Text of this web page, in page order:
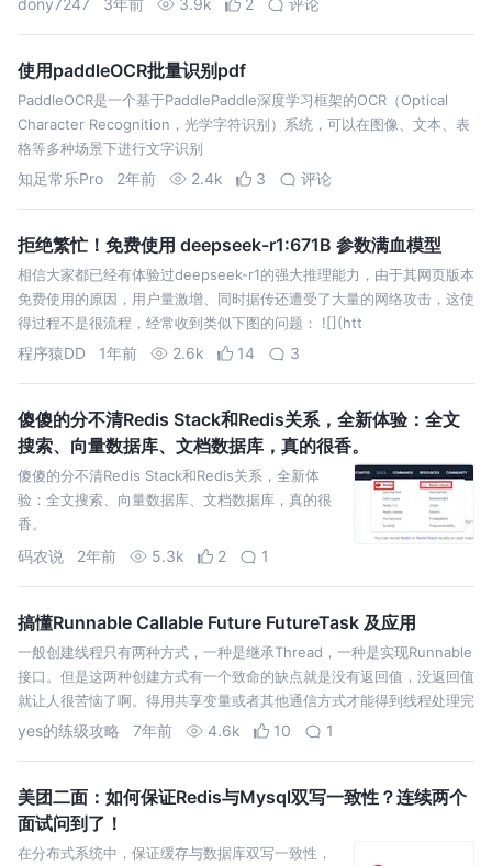
dony7247 3年前 3.9k 2 评论
使用paddleOCR批量识别pdf
PaddleOCR是一个基于PaddlePaddle深度学习框架的OCR（Optical
Character Recognition，光学字符识别）系统，可以在图像、文本、表
格等多种场景下进行文字识别
知足常乐Pro 2年前 2.4k 3 评论
拒绝繁忙！免费使用 deepseek-r1:671B 参数满血模型
相信大家都已经有体验过deepseek-r1的强大推理能力，由于其网页版本
免费使用的原因，用户量激增、同时据传还遭受了大量的网络攻击，这使
得过程不是很流程，经常收到类似下图的问题： ![](htt
程序猿DD 1年前 2.6k 14 3
傻傻的分不清Redis Stack和Redis关系，全新体验：全文
搜索、向量数据库、文档数据库，真的很香。
傻傻的分不清Redis Stack和Redis关系，全新体
验：全文搜索、向量数据库、文档数据库，真的很
香。
码农说 2年前 5.3k 2 1
搞懂Runnable Callable Future FutureTask 及应用
一般创建线程只有两种方式，一种是继承Thread，一种是实现Runnable
接口。但是这两种创建方式有一个致命的缺点就是没有返回值，没返回值
就让人很苦恼了啊。得用共享变量或者其他通信方式才能得到线程处理完
的结果，就有点麻烦。 还有一般不提倡使用继承Thread来创建线程方
yes的练级攻略 7年前 4.6k 10 1
美团二面：如何保证Redis与Mysql双写一致性？连续两个
面试问到了！
在分布式系统中，保证缓存与数据库双写一致性，